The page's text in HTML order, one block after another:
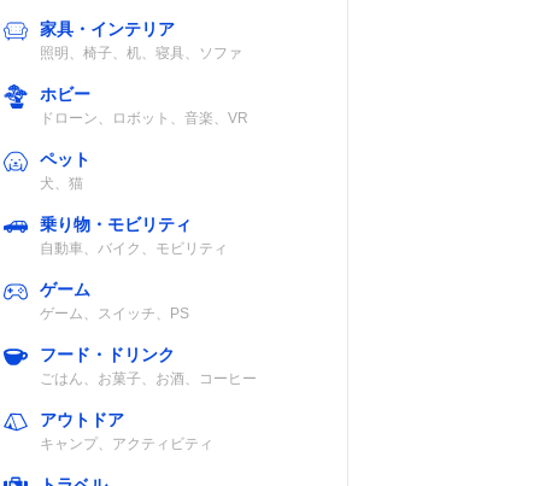
ス
ベ
◯
・
直
◯
家具・インテリア
照明、椅子、机、寝具、ソファ
ホビー
ドローン、ロボット、音楽、VR
ペット
犬、猫
乗り物・モビリティ
自動車、バイク、モビリティ
ゲーム
ゲーム、スイッチ、PS
フード・ドリンク
ごはん、お菓子、お酒、コーヒー
アウトドア
キャンプ、アクティビティ